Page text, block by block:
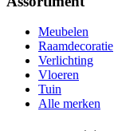
Meubelen
Raamdecoratie
Verlichting
Vloeren
Tuin
Alle merken